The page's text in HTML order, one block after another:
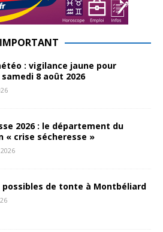
IMPORTANT
: vigilance jaune pour
8 août 2026
2026 : le département du
« crise sécheresse »
possibles de tonte à Montbéliard